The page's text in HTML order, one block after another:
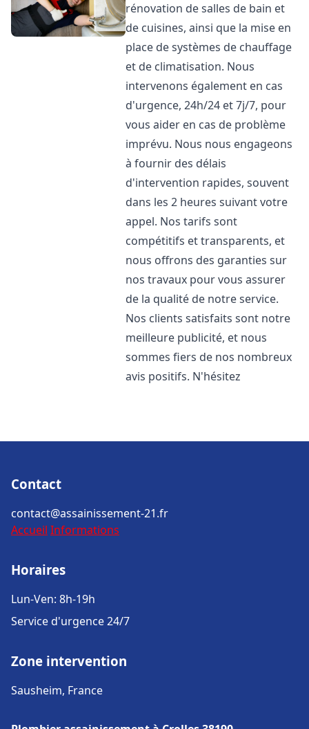
rénovation de salles de bain et
de cuisines, ainsi que la mise en
place de systèmes de chauffage
et de climatisation. Nous
intervenons également en cas
d'urgence, 24h/24 et 7j/7, pour
vous aider en cas de problème
imprévu. Nous nous engageons
à fournir des délais
d'intervention rapides, souvent
dans les 2 heures suivant votre
appel. Nos tarifs sont
compétitifs et transparents, et
nous offrons des garanties sur
nos travaux pour vous assurer
de la qualité de notre service.
Nos clients satisfaits sont notre
meilleure publicité, et nous
sommes fiers de nos nombreux
avis positifs. N'hésitez
Contact
contact@assainissement-21.fr
Accueil Informations
Horaires
Lun-Ven: 8h-19h
Service d'urgence 24/7
Zone intervention
Sausheim, France